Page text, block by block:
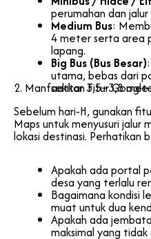
perumahan dan
Medium Bus:
4 meter serta area
lapang.
Big Bus (Bus Besar)
utama, bebas dari
sekitar 3,5–3,8
2. Manfaatkan Fitur
Sebelum hari-H, gunakan
Maps untuk menyusuri jalur
lokasi destinasi. Perhatikan
Apakah ada portal
desa yang terlalu
Bagaimana kondisi
muat untuk dua
Apakah ada
maksimal yang